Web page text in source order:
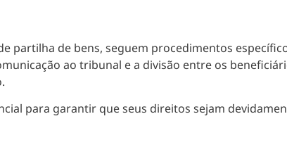
partilha de bens, seguem procedimentos
ao tribunal e a divisão entre os
para garantir que seus direitos sejam